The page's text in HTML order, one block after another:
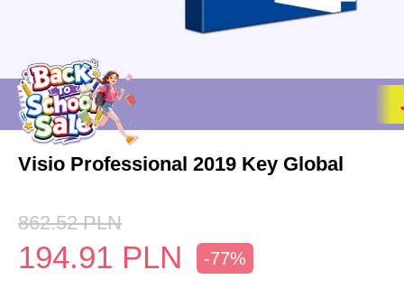
Visio Professional 2019 Key Global
862.52 PLN
194.91 PLN -77%